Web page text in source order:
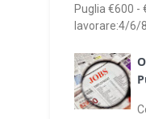
Puglia €600 -
lavorare:4/6/